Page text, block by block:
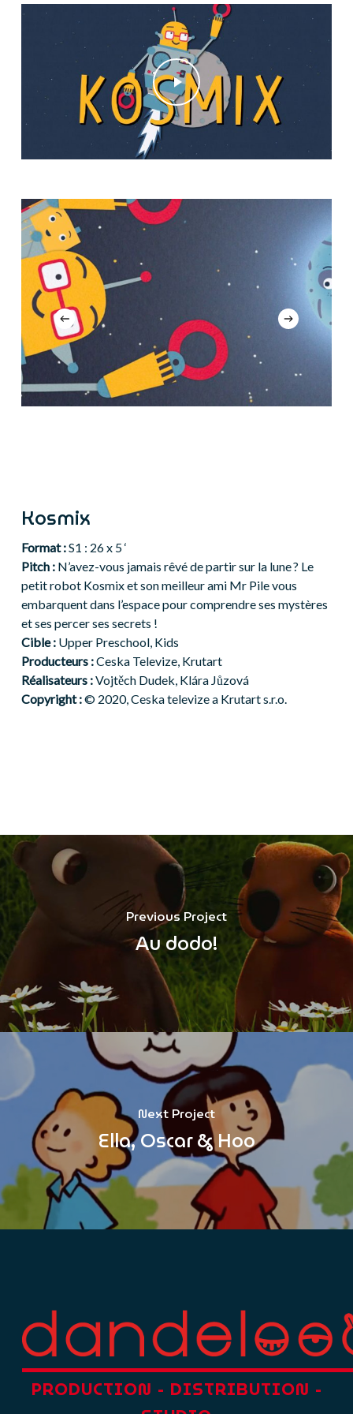
Play Video
Play Video
Kosmix
Format :S1 : 26 x 5 ‘
Pitch : N’avez-vous jamais rêvé de partir sur la lune ? Le
petit robot Kosmix et son meilleur ami Mr Pile vous
embarquent dans l’espace pour comprendre ses mystères
et ses percer ses secrets !
Cible :Upper Preschool, Kids
Producteurs :Ceska Televize, Krutart
Réalisateurs :Vojtěch Dudek, Klára Jůzová
Copyright :© 2020, Ceska televize a Krutart s.r.o.
Previous Project
Au dodo!
Next Project
Ella, Oscar & Hoo
PRODUCTION - DISTRIBUTION -